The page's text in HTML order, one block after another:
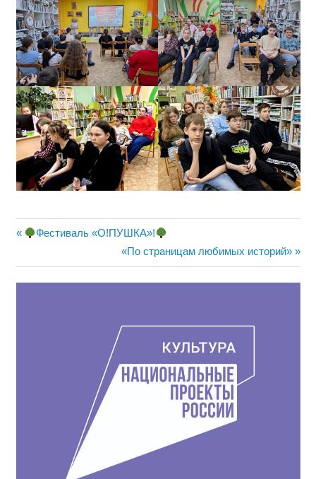
Навигация
по
Предыдущая
Фестиваль «О!ПУШКА»!
Следующая
запись:
«По страницам любимых историй»